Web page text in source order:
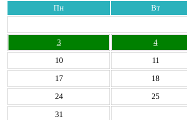
Пн Вт
3 4
10 11
17 18
24 25
31